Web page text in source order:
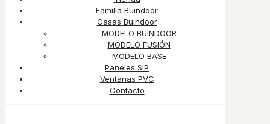
Familia Buindoor
Casas Buindoor
MODELO BUINDOOR
MODELO FUSIÓN
MODELO BASE
Paneles SIP
Ventanas PVC
Contacto